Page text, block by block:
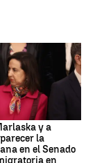
y a
la
en el Senado